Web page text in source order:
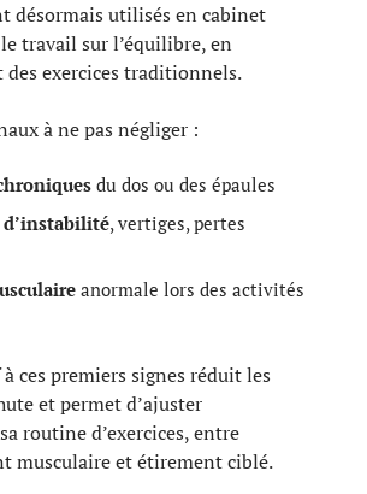
désormais utilisés en cabinet
travail sur l’équilibre, en
exercices traditionnels.
à ne pas négliger :
du dos ou des épaules
d’instabilité, vertiges, pertes
anormale lors des activités
ces premiers signes réduit les
et permet d’ajuster
routine d’exercices, entre
musculaire et étirement ciblé.